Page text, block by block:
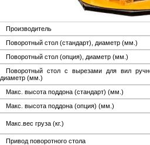
Производитель
Поворотный стол (стандарт), диаметр (мм.)
Поворотный стол (опция), диаметр (мм.)
Поворотный стол с вырезами для вил
диаметр (мм.)
Макс. высота поддона (стандарт) (мм.)
Макс. высота поддона (опция) (мм.)
Макс.вес груза (кг.)
Привод поворотного стола